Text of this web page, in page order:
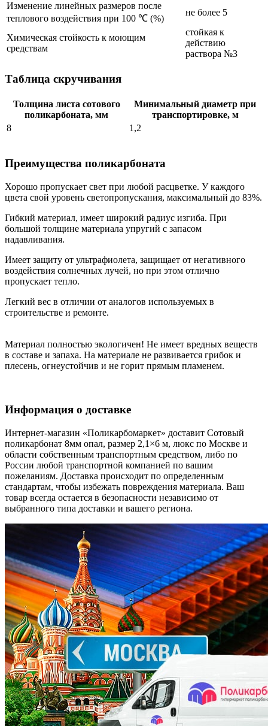
Изменение линейных размеров после
теплового воздействия при 100 ℃ (%)
не более 5
Химическая стойкость к моющим
средствам
стойкая к
действию
раствора №3
Таблица скручивания
Толщина листа сотового
поликарбоната, мм
Минимальный диаметр при
транспортировке, м
8
1,2
Преимущества поликарбоната
Хорошо пропускает свет при любой расцветке. У каждого
цвета свой уровень светопропускания, максимальный до 83%.
Гибкий материал, имеет широкий радиус изгиба. При
большой толщине материала упругий с запасом
надавливания.
Имеет защиту от ультрафиолета, защищает от негативного
воздействия солнечных лучей, но при этом отлично
пропускает тепло.
Легкий вес в отличии от аналогов используемых в
строительстве и ремонте.
Материал полностью экологичен! Не имеет вредных веществ
в составе и запаха. На материале не развивается грибок и
плесень, огнеустойчив и не горит прямым пламенем.
Информация о доставке
Интернет-магазин «Поликарбомаркет» доставит Сотовый
поликарбонат 8мм опал, размер 2,1×6 м, люкс по Москве и
области собственным транспортным средством, либо по
России любой транспортной компанией по вашим
пожеланиям. Доставка происходит по определенным
стандартам, чтобы избежать повреждения материала. Ваш
товар всегда остается в безопасности независимо от
выбранного типа доставки и вашего региона.